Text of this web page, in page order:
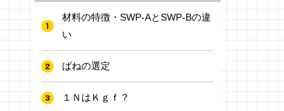
材料の特徴・SWP-AとSWP-Bの違
い
ばねの選定
１ＮはＫｇｆ？